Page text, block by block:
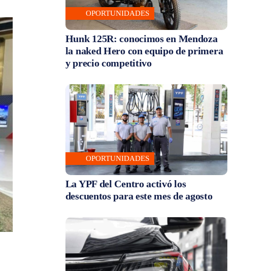
OPORTUNIDADES
Hunk 125R: conocimos en Mendoza
la naked Hero con equipo de primera
y precio competitivo
OPORTUNIDADES
La YPF del Centro activó los
descuentos para este mes de agosto